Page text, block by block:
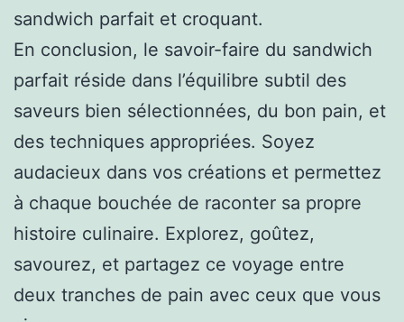
sandwich parfait et croquant.
En conclusion, le savoir-faire du sandwich
parfait réside dans l’équilibre subtil des
saveurs bien sélectionnées, du bon pain, et
des techniques appropriées. Soyez
audacieux dans vos créations et permettez
à chaque bouchée de raconter sa propre
histoire culinaire. Explorez, goûtez,
savourez, et partagez ce voyage entre
deux tranches de pain avec ceux que vous